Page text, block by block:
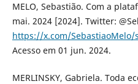
MELO, Sebastião. Com a
mai. 2024 [2024]. Twitter:
https://x.com/SebastiaoMelo/
Acesso em 01 jun. 2024.
MERLINSKY, Gabriela. Toda